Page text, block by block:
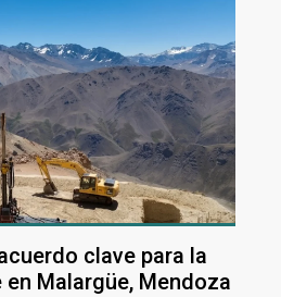
clave para la
Malargüe, Mendoza